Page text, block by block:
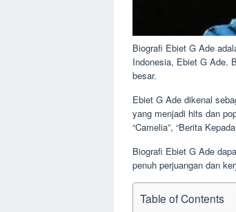
Biografi Ebiet G Ade
Indonesia, Ebiet G Ade.
besar.
Ebiet G Ade dikenal
yang menjadi hits dan
“Camelia”, “Berita
Biografi Ebiet G Ade
penuh perjuangan dan
Table of Contents